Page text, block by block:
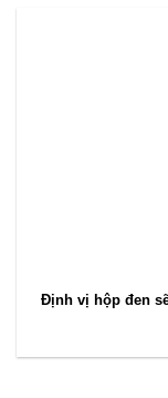
Định vị hộp đen